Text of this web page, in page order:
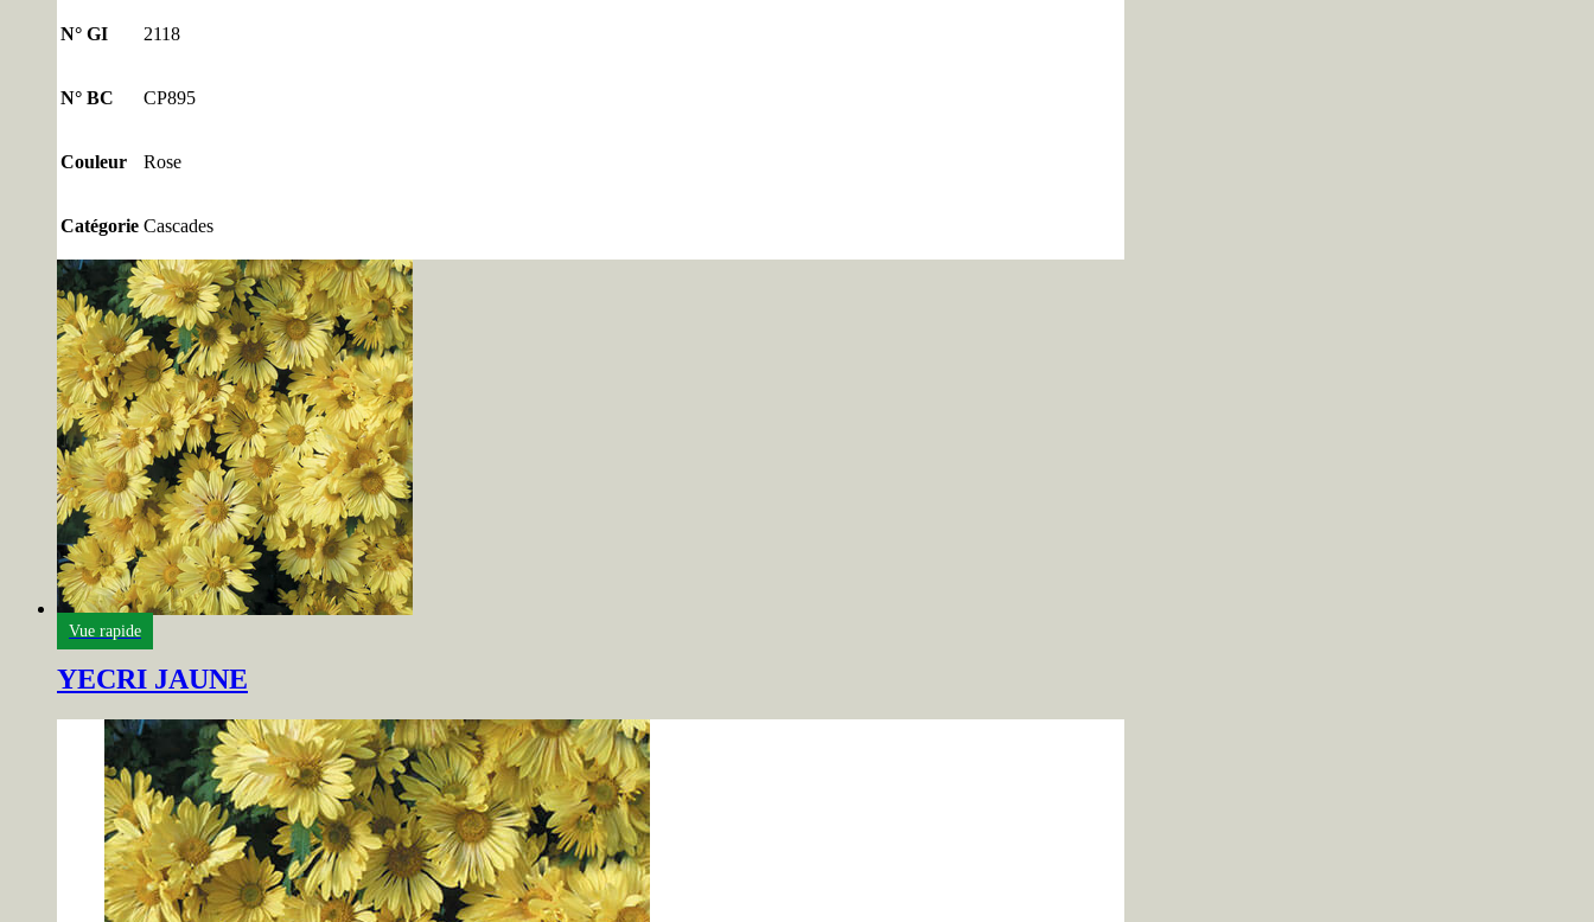
N° GI 2118
N° BC CP895
Couleur Rose
Catégorie Cascades
Vue rapide
YECRI JAUNE